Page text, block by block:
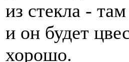
из стекла -
и он будет
хорошо.